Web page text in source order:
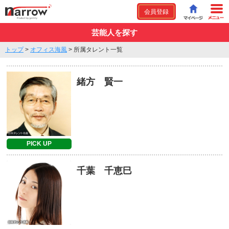
会員登録
芸能人を探す
トップ> オフィス海風 > 所属タレント一覧
PICK UP
緒方 賢一
千葉 千恵巳